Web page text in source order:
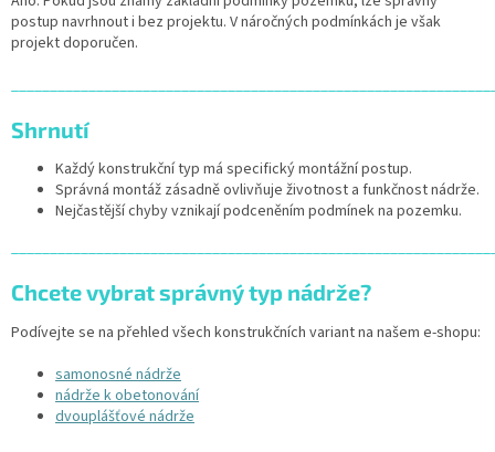
postup navrhnout i bez projektu. V náročných podmínkách je však
projekt doporučen.
Shrnutí
Každý konstrukční typ má specifický montážní postup.
Správná montáž zásadně ovlivňuje životnost a funkčnost nádrže.
Nejčastější chyby vznikají podceněním podmínek na pozemku.
Chcete vybrat správný typ nádrže?
Podívejte se na přehled všech konstrukčních variant na našem e-shopu:
samonosné nádrže
nádrže k obetonování
dvouplášťové nádrže